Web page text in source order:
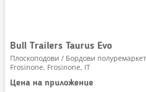
Bull Trailers Taurus Evo
Плоскоподови / Бордови
Frosinone, Frosinone, IT
Цена на приложение